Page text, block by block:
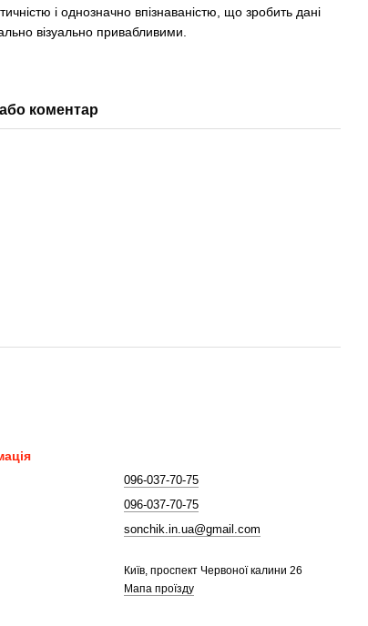
і однозначно впізнаваністю, що зробить дані
візуально привабливими.
коментар
096-037-70-75
096-037-70-75
sonchik.in.ua@gmail.com
Київ, проспект Червоної калини 26
Мапа проїзду